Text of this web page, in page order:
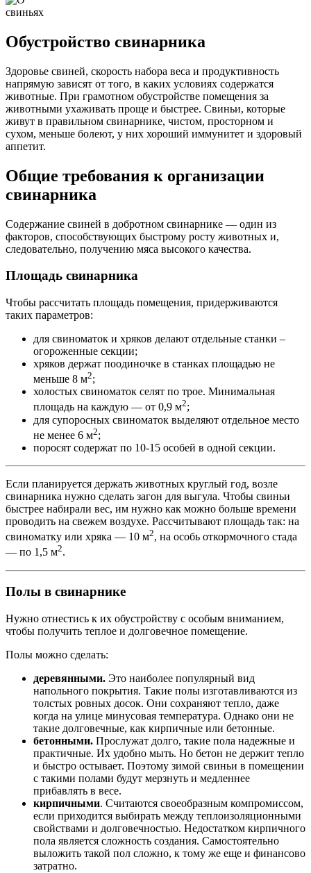
Обустройство свинарника
Здоровье свиней, скорость набора веса и продуктивность
напрямую зависят от того, в каких условиях содержатся
животные. При грамотном обустройстве помещения за
животными ухаживать проще и быстрее. Свиньи, которые
живут в правильном свинарнике, чистом, просторном и
сухом, меньше болеют, у них хороший иммунитет и здоровый
аппетит.
Общие требования к организации
свинарника
Содержание свиней в добротном свинарнике — один из
факторов, способствующих быстрому росту животных и,
следовательно, получению мяса высокого качества.
Площадь свинарника
Чтобы рассчитать площадь помещения, придерживаются
таких параметров:
для свиноматок и хряков делают отдельные станки –
огороженные секции;
хряков держат поодиночке в станках площадью не
меньше 8 м2;
холостых свиноматок селят по трое. Минимальная
площадь на каждую — от 0,9 м2;
для супоросных свиноматок выделяют отдельное место
не менее 6 м2;
поросят содержат по 10-15 особей в одной секции.
Если планируется держать животных круглый год, возле
свинарника нужно сделать загон для выгула. Чтобы свиньи
быстрее набирали вес, им нужно как можно больше времени
проводить на свежем воздухе. Рассчитывают площадь так: на
свиноматку или хряка — 10 м2, на особь откормочного стада
— по 1,5 м2.
Полы в свинарнике
Нужно отнестись к их обустройству с особым вниманием,
чтобы получить теплое и долговечное помещение.
Полы можно сделать:
деревянными. Это наиболее популярный вид
напольного покрытия. Такие полы изготавливаются из
толстых ровных досок. Они сохраняют тепло, даже
когда на улице минусовая температура. Однако они не
такие долговечные, как кирпичные или бетонные.
бетонными. Прослужат долго, такие пола надежные и
практичные. Их удобно мыть. Но бетон не держит тепло
и быстро остывает. Поэтому зимой свиньи в помещении
с такими полами будут мерзнуть и медленнее
прибавлять в весе.
кирпичными. Считаются своеобразным компромиссом,
если приходится выбирать между теплоизоляционными
свойствами и долговечностью. Недостатком кирпичного
пола является сложность создания. Самостоятельно
выложить такой пол сложно, к тому же еще и финансово
затратно.